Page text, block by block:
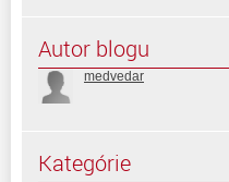
Autor blogu
medvedar
Kategórie